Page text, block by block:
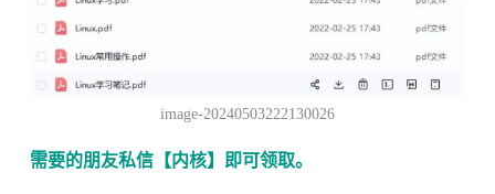
image-20240503222130026
需要的朋友私信【内核】即可领取。